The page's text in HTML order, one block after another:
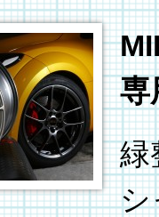
専
緑
シ